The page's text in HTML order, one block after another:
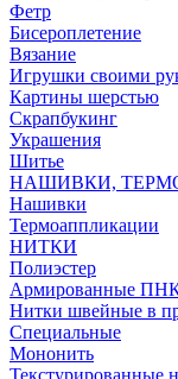
Фетр
Бисероплетение
Вязание
Игрушки своими
Картины шерстью
Скрапбукинг
Украшения
Шитье
НАШИВКИ,
Нашивки
Термоаппликации
НИТКИ
Полиэстер
Армированные
Нитки швейные в
Специальные
Мононить
Текстурированные